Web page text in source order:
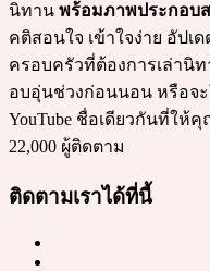
นิทาน พร้อมภาพประกอบ
คติสอนใจ เข้าใจง่าย อัป
ครอบครัวที่ต้องการเล่านิ
อบอุ่นช่วงก่อนนอน หรือจะ
YouTube ชื่อเดียวกันที่ให้
22,000 ผู้ติดตาม
ติดตามเราได้ที่นี้